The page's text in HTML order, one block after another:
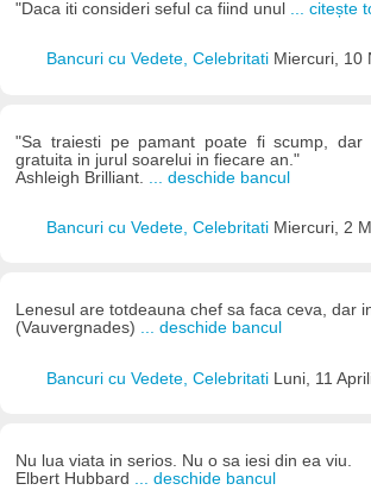
"Daca iti consideri seful ca fiind unul
... citește
Bancuri cu Vedete, Celebritati Miercuri, 10
"Sa traiesti pe pamant poate fi scump, dar
gratuita in jurul soarelui in fiecare an."
Ashleigh Brilliant.
... deschide bancul
Bancuri cu Vedete, Celebritati Miercuri, 2
Lenesul are totdeauna chef sa faca ceva, dar
(Vauvergnades) ... deschide bancul
Bancuri cu Vedete, Celebritati Luni, 11
Nu lua viata in serios. Nu o sa iesi din ea viu.
Elbert Hubbard ... deschide bancul